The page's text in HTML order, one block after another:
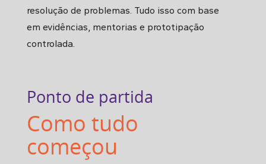
resolução de problemas. Tudo isso com base
em evidências, mentorias e prototipação
controlada.
Ponto de partida
Como tudo
começou